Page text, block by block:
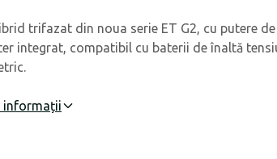
trifazat din noua serie ET G2, cu putere de
integrat, compatibil cu baterii de înaltă
informații